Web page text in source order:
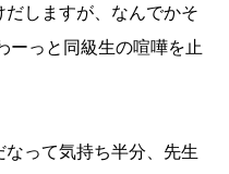
しますが、なんでかそ
ーっと同級生の喧嘩を止
って気持ち半分、先生